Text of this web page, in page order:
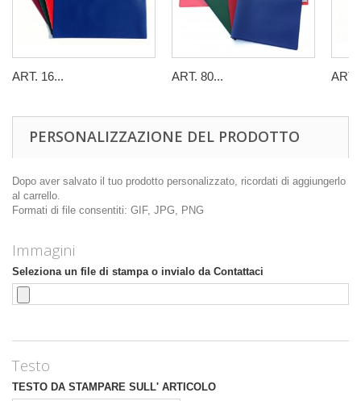
ART. 16... ART. 80... ART.
PERSONALIZZAZIONE DEL PRODOTTO
Dopo aver salvato il tuo prodotto personalizzato, ricordati di aggiungerlo
al carrello.
Formati di file consentiti: GIF, JPG, PNG
Immagini
Seleziona un file di stampa o invialo da Contattaci
Testo
TESTO DA STAMPARE SULL' ARTICOLO